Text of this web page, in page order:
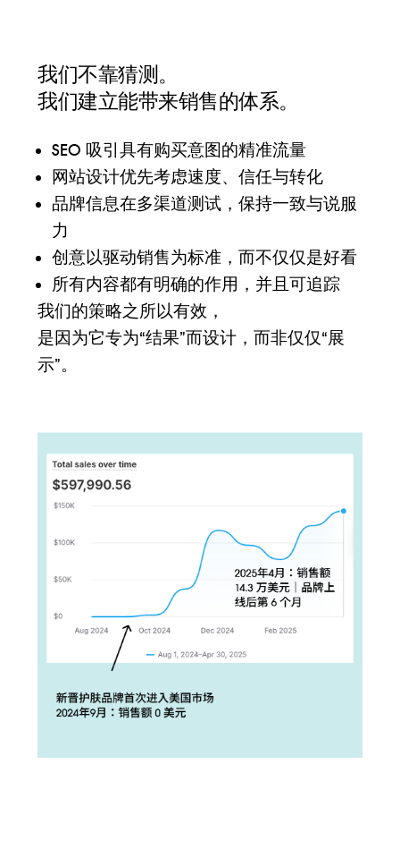
我们不靠猜测。
我们建立能带来销售的体系。
SEO 吸引具有购买意图的精准流量
网站设计优先考虑速度、信任与转化
品牌信息在多渠道测试，保持一致与说服
力
创意以驱动销售为标准，而不仅仅是好看
所有内容都有明确的作用，并且可追踪
我们的策略之所以有效，
是因为它专为“结果”而设计，而非仅仅“展
示”。